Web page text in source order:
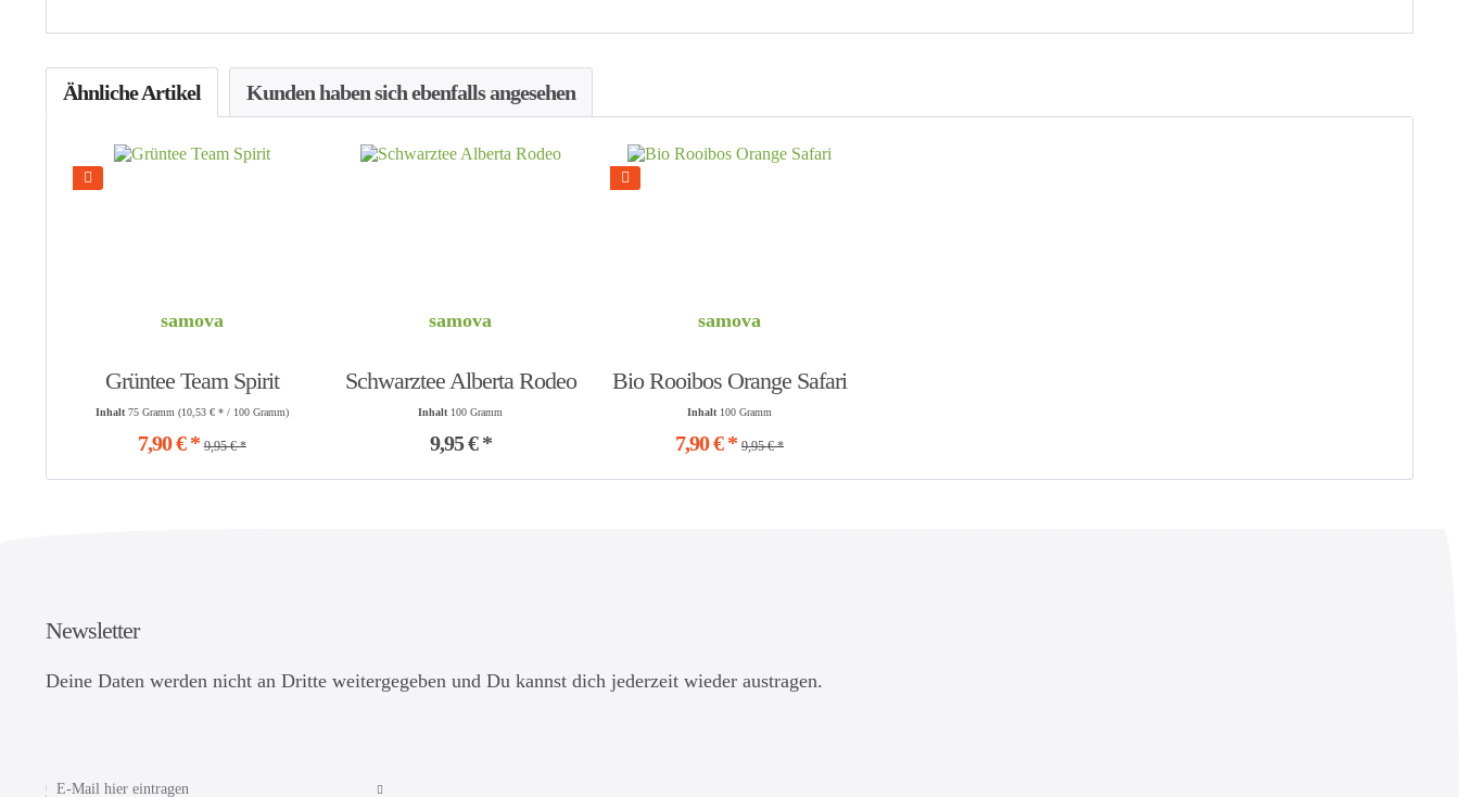
Ähnliche Artikel Kunden haben sich ebenfalls angesehen
samova
Grüntee Team Spirit
Inhalt 75 Gramm (10,53 € * / 100 Gramm)
7,90 € * 9,95 € *
samova
Schwarztee Alberta Rodeo
Inhalt 100 Gramm
9,95 € *
samova
Bio Rooibos Orange Safari
Inhalt 100 Gramm
7,90 € * 9,95 € *
Newsletter
Deine Daten werden nicht an Dritte weitergegeben und Du kannst dich jederzeit wieder austragen.